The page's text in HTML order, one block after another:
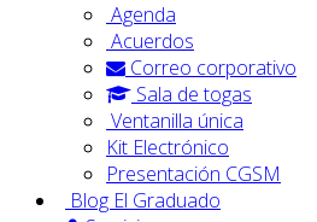
Agenda
Acuerdos
Correo corporativo
Sala de togas
Ventanilla única
Kit Electrónico
Presentación CGSM
Blog El Graduado